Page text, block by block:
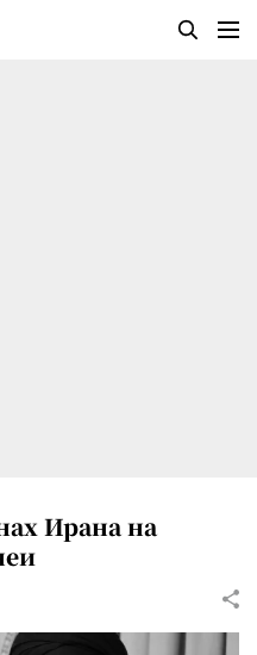
Ирана на